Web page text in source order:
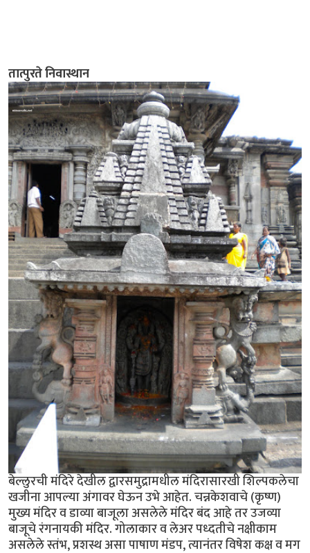
तात्पुरते निवास्थान
बेल्लुरची मंदिरे देखील द्वारसमुद्रामधील मंदिरासारखी शिल्पकलेचा
खजीना आपल्या अंगावर घेऊन उभे आहेत. चन्नकेशवाचे (कृष्ण)
मुख्य मंदिर व डाव्या बाजूला असलेले मंदिर बंद आहे तर उजव्या
बाजूचे रंगनायकी मंदिर. गोलाकार व लेअर पध्दतीचे नक्षीकाम
असलेले स्तंभ, प्रशस्थ असा पाषाण मंडप, त्यानंतर विषेश कक्ष व मग